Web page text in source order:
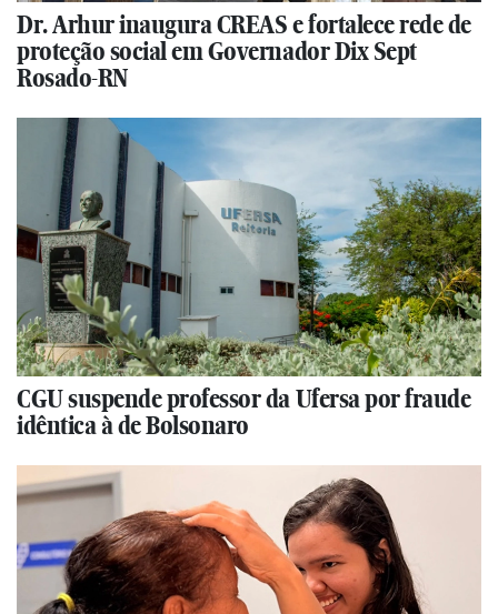
Dr. Arhur inaugura CREAS e fortalece rede de
proteção social em Governador Dix Sept
Rosado-RN
CGU suspende professor da Ufersa por fraude
idêntica à de Bolsonaro